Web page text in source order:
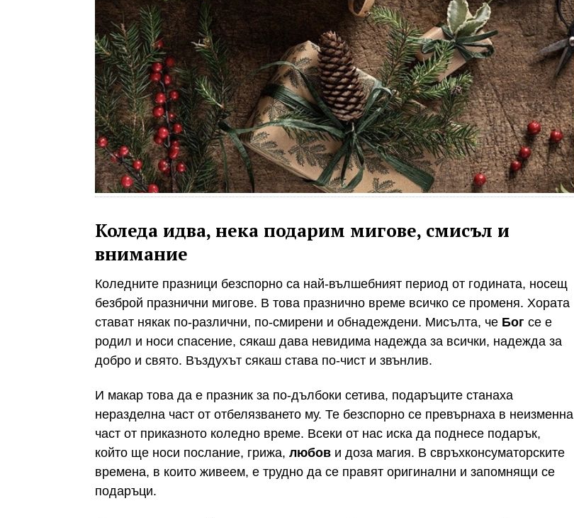
Коледа идва, нека подарим мигове, смисъл и
внимание
Коледните празници безспорно са най-вълшебният период от годината, носещ
безброй празнични мигове. В това празнично време всичко се променя. Хората
стават някак по-различни, по-смирени и обнадеждени. Мисълта, че Бог се е
родил и носи спасение, сякаш дава невидима надежда за всички, надежда за
добро и свято. Въздухът сякаш става по-чист и звънлив.
И макар това да е празник за по-дълбоки сетива, подаръците станаха
неразделна част от отбелязването му. Те безспорно се превърнаха в неизменна
част от приказното коледно време. Всеки от нас иска да поднесе подарък,
който ще носи послание, грижа, любов и доза магия. В свръхконсуматорските
времена, в които живеем, е трудно да се правят оригинални и запомнящи се
подаръци.